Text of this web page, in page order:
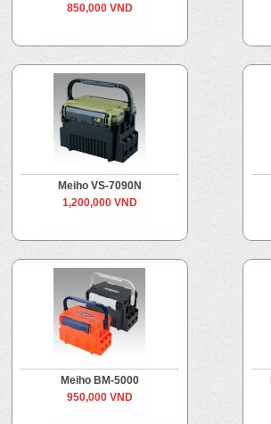
850,000 VND
Meiho VS-7090N
1,200,000 VND
Meiho BM-5000
950,000 VND